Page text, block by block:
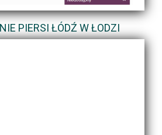
PIERSI ŁÓDŹ W ŁODZI